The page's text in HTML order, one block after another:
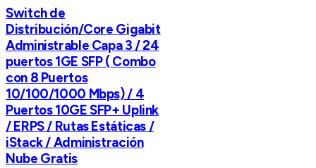
Switch de
Distribución/Core Gigabit
Administrable Capa 3 / 24
puertos 1GE SFP ( Combo
con 8 Puertos
10/100/1000 Mbps) / 4
Puertos 10GE SFP+ Uplink
/ ERPS / Rutas Estáticas /
iStack / Administración
Nube Gratis